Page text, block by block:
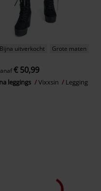
Bijna uitverkocht Grote maten
€ 50,99
leggings Vixxsin Legging